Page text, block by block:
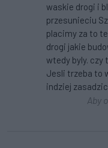
waskie drogi i
przesunieciu
placimy za to
drogi jakie
wtedy byly. czy
Jesli trzeba to
indziej
Aby